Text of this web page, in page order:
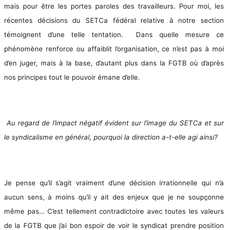
mais pour être les portes paroles des travailleurs. Pour moi, les
récentes décisions du SETCa fédéral relative à notre section
témoignent d’une telle tentation.
Dans quelle mesure ce
phénomène renforce ou affaiblit l’organisation, ce n’est pas à moi
d’en juger, mais à la base, d’autant plus dans la FGTB où d’après
nos principes tout le pouvoir émane d’elle.
Au regard de l’impact négatif évident sur l’image du SETCa et sur
le syndicalisme en général, pourquoi la direction a-t-elle agi ainsi?
Je pense qu’il s’agit vraiment d’une décision irrationnelle qui n’a
aucun sens, à moins qu’il y ait des enjeux que je ne soupçonne
même pas… C’est tellement contradictoire avec toutes les valeurs
de la FGTB que j’ai bon espoir de voir le syndicat prendre position